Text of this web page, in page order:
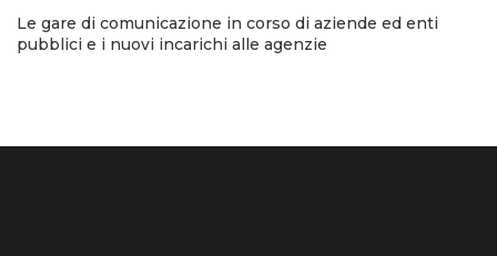
Le gare di comunicazione in corso di aziende ed enti
pubblici e i nuovi incarichi alle agenzie